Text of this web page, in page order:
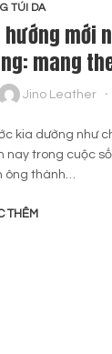
TÚI DA
hướng mới
mang
Jino Leather
kia dường như
nay trong cuộc
ông thành…
THÊM